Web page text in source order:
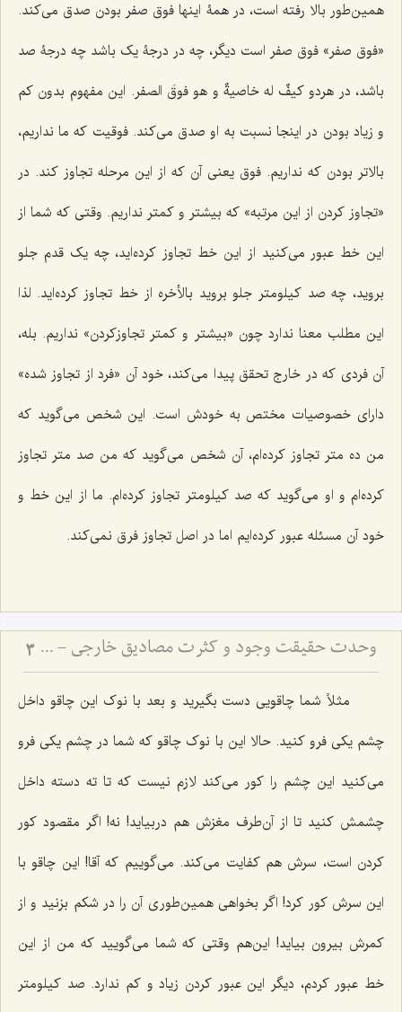
همین‌طور بالا رفته است، در همۀ اینها فوق صفر بودن صدق مى‌کند.
«فوق صفر» فوق صفر است دیگر، چه در درجۀ یک باشد چه درجۀ صد
باشد، در هردوکیفٌ له خاصیةٌ و هو فوقَ الصفر. این مفهوم بدون کم
و زیاد بودن در اینجا نسبت به او صدق مى‌کند. فوقیت که ما نداریم،
بالاتر بودن که نداریم. فوق یعنى آن که از این مرحله تجاوز کند. در
«تجاوز کردن از این مرتبه» که بیشتر و کمتر نداریم. وقتی که شما از
این خط عبور مى‌کنید از این خط تجاوز کرده‌اید، چه یک قدم جلو
بروید، چه صد کیلومتر جلو بروید بالأخره از خط تجاوز کرده‌اید. لذا
این مطلب معنا ندارد چون «بیشتر و کمتر تجاوزکردن» نداریم. بله،
آن فردى که در خارج تحقق پیدا مى‌کند، خود آن «فرد از تجاوز شده»
داراى خصوصیات مختص به خودش است. این شخص مى‌گوید که
من ده متر تجاوز کرده‌ام، آن شخص مى‌گوید که من صد متر تجاوز
کرده‌ام و او مى‌گوید که صد کیلومتر تجاوز کرده‌ام. ما از این خط و
خود آن مسئله عبور کرده‌ایم اما در اصل تجاوز فرق نمى‌کند.
وحدت حقیقت وجود و کثرت مصادیق خارجی - تبیین دیدگاه رواقیون در عدم اختلاف انواع در مراتب وجود 3
مثلاً شما چاقویى دست بگیرید و بعد با نوک این چاقو داخل
چشم یکى فرو کنید. حالا این با نوک چاقو که شما در چشم یکى فرو
مى‌کنید این چشم را کور مى‌کند لازم نیست که تا ته دسته داخل
چشمش کنید تا از آن‌طرف مغزش هم دربیاید! نه! اگر مقصود کور
کردن است، سرش هم کفایت مى‌کند. مى‌گوییم که آقا! این چاقو با
این سرش کور کرد! اگر بخواهی همین‌طورى آن را در شکم بزنید و از
کمرش بیرون بیاید! این‌هم وقتى که شما مى‌گویید که من از این
خط عبور کردم، دیگر این عبور کردن زیاد و کم ندارد. صد کیلومتر